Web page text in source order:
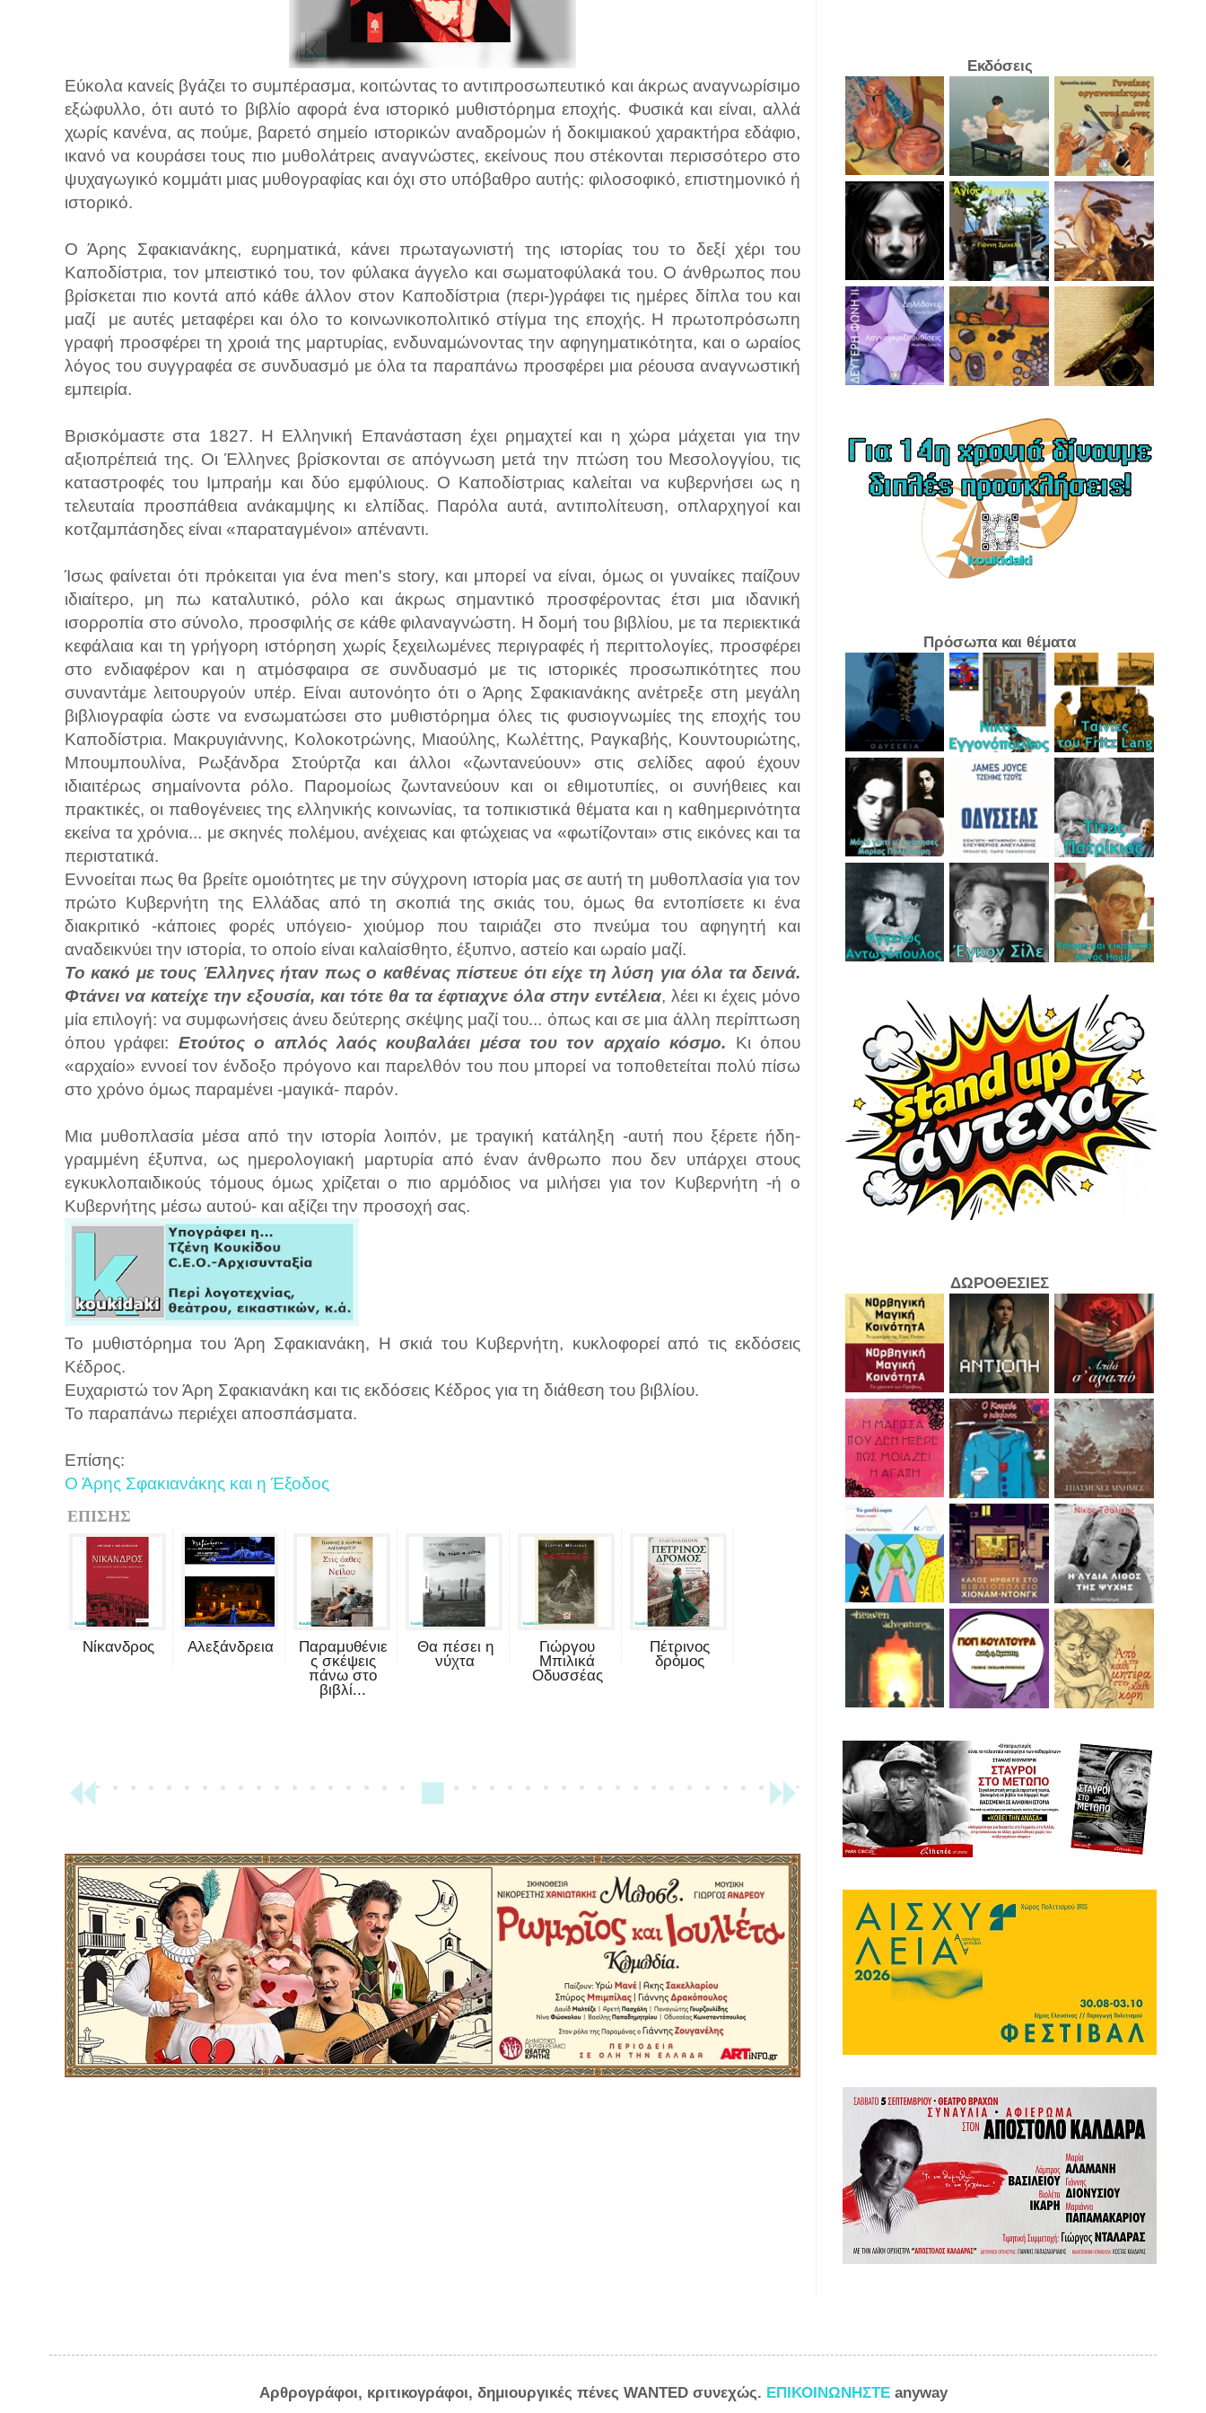
Εύκολα κανείς βγάζει το συμπέρασμα, κοιτώντας το αντιπροσωπευτικό και άκρως αναγνωρίσιμο
εξώφυλλο, ότι αυτό το βιβλίο αφορά ένα ιστορικό μυθιστόρημα εποχής. Φυσικά και είναι, αλλά
χωρίς κανένα, ας πούμε, βαρετό σημείο ιστορικών αναδρομών ή δοκιμιακού χαρακτήρα εδάφιο,
ικανό να κουράσει τους πιο μυθολάτρεις αναγνώστες, εκείνους που στέκονται περισσότερο στο
ψυχαγωγικό κομμάτι μιας μυθογραφίας και όχι στο υπόβαθρο αυτής: φιλοσοφικό, επιστημονικό ή
ιστορικό.
Ο Άρης Σφακιανάκης, ευρηματικά, κάνει πρωταγωνιστή της ιστορίας του το δεξί χέρι του
Καποδίστρια, τον μπειστικό του, τον φύλακα άγγελο και σωματοφύλακά του. Ο άνθρωπος που
βρίσκεται πιο κοντά από κάθε άλλον στον Καποδίστρια (περι-)γράφει τις ημέρες δίπλα του και
μαζί με αυτές μεταφέρει και όλο το κοινωνικοπολιτικό στίγμα της εποχής. Η πρωτοπρόσωπη
γραφή προσφέρει τη χροιά της μαρτυρίας, ενδυναμώνοντας την αφηγηματικότητα, και ο ωραίος
λόγος του συγγραφέα σε συνδυασμό με όλα τα παραπάνω προσφέρει μια ρέουσα αναγνωστική
εμπειρία.
Βρισκόμαστε στα 1827. Η Ελληνική Επανάσταση έχει ρημαχτεί και η χώρα μάχεται για την
αξιοπρέπειά της. Οι Έλληνες βρίσκονται σε απόγνωση μετά την πτώση του Μεσολογγίου, τις
καταστροφές του Ιμπραήμ και δύο εμφύλιους. Ο Καποδίστριας καλείται να κυβερνήσει ως η
τελευταία προσπάθεια ανάκαμψης κι ελπίδας. Παρόλα αυτά, αντιπολίτευση, οπλαρχηγοί και
κοτζαμπάσηδες είναι «παραταγμένοι» απέναντι.
Ίσως φαίνεται ότι πρόκειται για ένα men's story, και μπορεί να είναι, όμως οι γυναίκες παίζουν
ιδιαίτερο, μη πω καταλυτικό, ρόλο και άκρως σημαντικό προσφέροντας έτσι μια ιδανική
ισορροπία στο σύνολο, προσφιλής σε κάθε φιλαναγνώστη. Η δομή του βιβλίου, με τα περιεκτικά
κεφάλαια και τη γρήγορη ιστόρηση χωρίς ξεχειλωμένες περιγραφές ή περιττολογίες, προσφέρει
στο ενδιαφέρον και η ατμόσφαιρα σε συνδυασμό με τις ιστορικές προσωπικότητες που
συναντάμε λειτουργούν υπέρ. Είναι αυτονόητο ότι ο Άρης Σφακιανάκης ανέτρεξε στη μεγάλη
βιβλιογραφία ώστε να ενσωματώσει στο μυθιστόρημα όλες τις φυσιογνωμίες της εποχής του
Καποδίστρια. Μακρυγιάννης, Κολοκοτρώνης, Μιαούλης, Κωλέττης, Ραγκαβής, Κουντουριώτης,
Μπουμπουλίνα, Ρωξάνδρα Στούρτζα και άλλοι «ζωντανεύουν» στις σελίδες αφού έχουν
ιδιαιτέρως σημαίνοντα ρόλο. Παρομοίως ζωντανεύουν και οι εθιμοτυπίες, οι συνήθειες και
πρακτικές, οι παθογένειες της ελληνικής κοινωνίας, τα τοπικιστικά θέματα και η καθημερινότητα
εκείνα τα χρόνια... με σκηνές πολέμου, ανέχειας και φτώχειας να «φωτίζονται» στις εικόνες και τα
περιστατικά.
Εννοείται πως θα βρείτε ομοιότητες με την σύγχρονη ιστορία μας σε αυτή τη μυθοπλασία για τον
πρώτο Κυβερνήτη της Ελλάδας από τη σκοπιά της σκιάς του, όμως θα εντοπίσετε κι ένα
διακριτικό -κάποιες φορές υπόγειο- χιούμορ που ταιριάζει στο πνεύμα του αφηγητή και
αναδεικνύει την ιστορία, το οποίο είναι καλαίσθητο, έξυπνο, αστείο και ωραίο μαζί.
Το κακό με τους Έλληνες ήταν πως ο καθένας πίστευε ότι είχε τη λύση για όλα τα δεινά.
Φτάνει να κατείχε την εξουσία, και τότε θα τα έφτιαχνε όλα στην εντέλεια, λέει κι έχεις μόνο
μία επιλογή: να συμφωνήσεις άνευ δεύτερης σκέψης μαζί του... όπως και σε μια άλλη περίπτωση
όπου γράφει: Ετούτος ο απλός λαός κουβαλάει μέσα του τον αρχαίο κόσμο. Κι όπου
«αρχαίο» εννοεί τον ένδοξο πρόγονο και παρελθόν του που μπορεί να τοποθετείται πολύ πίσω
στο χρόνο όμως παραμένει -μαγικά- παρόν.
Μια μυθοπλασία μέσα από την ιστορία λοιπόν, με τραγική κατάληξη -αυτή που ξέρετε ήδη-
γραμμένη έξυπνα, ως ημερολογιακή μαρτυρία από έναν άνθρωπο που δεν υπάρχει στους
εγκυκλοπαιδικούς τόμους όμως χρίζεται ο πιο αρμόδιος να μιλήσει για τον Κυβερνήτη -ή ο
Κυβερνήτης μέσω αυτού- και αξίζει την προσοχή σας.
Το μυθιστόρημα του Άρη Σφακιανάκη, Η σκιά του Κυβερνήτη, κυκλοφορεί από τις εκδόσεις
Κέδρος.
Ευχαριστώ τον Άρη Σφακιανάκη και τις εκδόσεις Κέδρος για τη διάθεση του βιβλίου.
Το παραπάνω περιέχει αποσπάσματα.
Επίσης:
Ο Άρης Σφακιανάκης και η Έξοδος
ΕΠΙΣΗΣ
Νίκανδρος Αλεξάνδρεια
Παραμυθένιε
ς σκέψεις
πάνω στο
βιβλί...
Θα πέσει η
νύχτα
Γιώργου
Μπιλικά
Οδυσσέας
Πέτρινος
δρόμος
Εκδόσεις
Πρόσωπα και θέματα
ΔΩΡΟΘΕΣΙΕΣ
Αρθρογράφοι, κριτικογράφοι, δημιουργικές πένες WANTED συνεχώς. ΕΠΙΚΟΙΝΩΝΗΣΤΕ anyway